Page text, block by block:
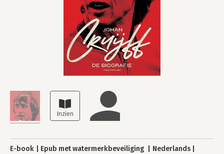
E-book Epub met watermerkbeveiliging
Nederlands